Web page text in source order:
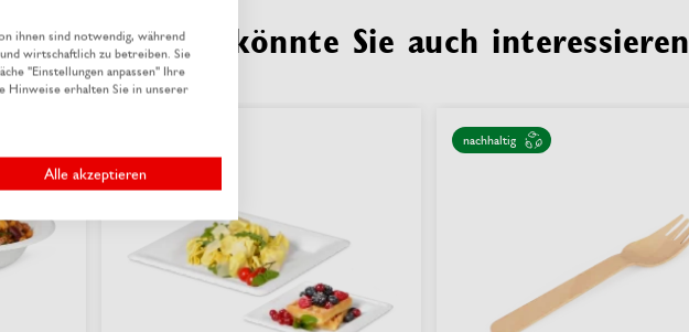
Das könnte Sie auch interessieren
nachhaltig
ihnen sind notwendig, während
wirtschaftlich zu betreiben. Sie
"Einstellungen anpassen" Ihre
Hinweise erhalten Sie in unserer
Alle akzeptieren